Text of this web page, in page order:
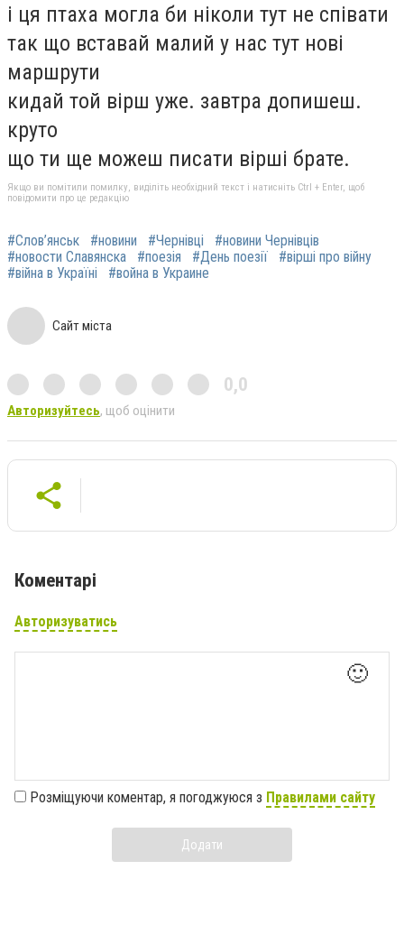
і ця птаха могла би ніколи тут не співати
так що вставай малий у нас тут нові
маршрути
кидай той вірш уже. завтра допишеш.
круто
що ти ще можеш писати вірші брате.
Якщо ви помітили помилку, виділіть необхідний текст і натисніть Ctrl + Enter, щоб
повідомити про це редакцію
#Слов’янськ #новини #Чернівці
#новини Чернівців
#новости Славянска
#поезія #День поезії
#вірші про війну
#війна в Україні
#война в Украине
Сайт міста
0,0
Авторизуйтесь, щоб оцінити
Коментарі
Авторизуватись
🙂
Розміщуючи коментар, я погоджуюся з Правилами сайту
Додати